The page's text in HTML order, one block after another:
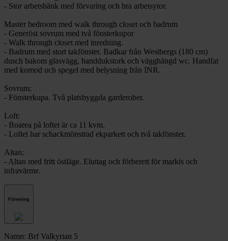
- Stor arbetsbänk med förvaring och bra arbetsytor.
Master bedroom med walk through closet och badrum
- Generöst sovrum med två fönsterkupor
- Walk through closet med inredning.
- Badrum med stort takfönster. Badkar från Westbergs (180 cm)
dusch bakom glasvägg, handdukstork och vägghängd wc. Handfat
med komod och spegel med belysning från INR.
Sovrum:
- Fönsterkupa. Två platsbyggda garderober.
Loft:
- Boarea på loftet är ca 11 kvm.
- Loftet har schackmönstrad ekparkett och två takfönster.
Altan:
- Altan med fritt östläge. Eluttag och förberett för markis och
infravärme.
Förening
Namn: Brf Valkyrian 5